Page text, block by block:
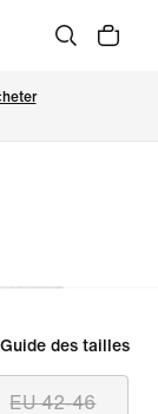
Guide des tailles
EU 42-46